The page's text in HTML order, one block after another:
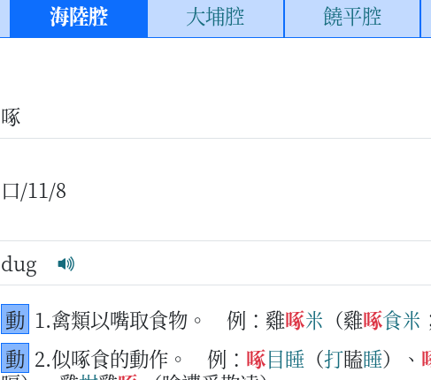
海陸腔 大埔腔 饒平腔
啄
口/11/8
dug
動 1.禽類以嘴取食物。 例：雞啄米 （雞啄食米
動 2.似啄食的動作。 例： 啄目睡 （打瞌睡）、